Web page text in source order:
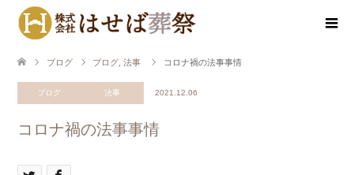
ブログ ブログ 法事 コロナ禍の法事事情
ブログ 法事 2021.12.06
コロナ禍の法事事情